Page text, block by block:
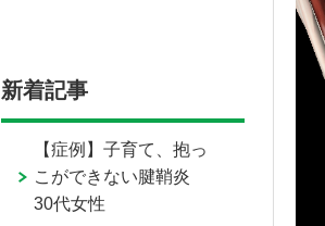
新着記事
【症例】子育て、抱っ
こができない腱鞘炎
30代女性